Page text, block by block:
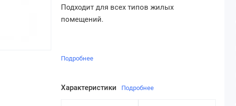
Подходит для всех типов жилых
помещений.
Подробнее
Характеристики Подробнее